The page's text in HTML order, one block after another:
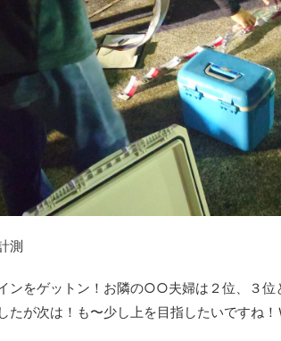
測
ンをゲットン！お隣の○○夫婦は２位、３位
たが次は！も〜少し上を目指したいですね